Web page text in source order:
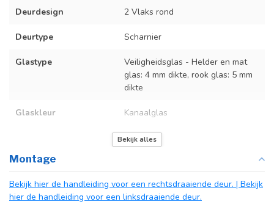
Deurdesign 2 Vlaks rond
Deurtype Scharnier
Glastype
Veiligheidsglas - Helder en mat
glas: 4 mm dikte, rook glas: 5 mm
dikte
Glaskleur Kanaalglas
Op maat gemaakt
Kozijnmaat
Incl. deurgreep Standaard deurgreep
Bekijk alles
Montage
Bekijk hier de handleiding voor een rechtsdraaiende deur. | Bekijk
hier de handleiding voor een linksdraaiende deur.